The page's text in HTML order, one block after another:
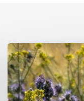
Komentár
k
textom
na